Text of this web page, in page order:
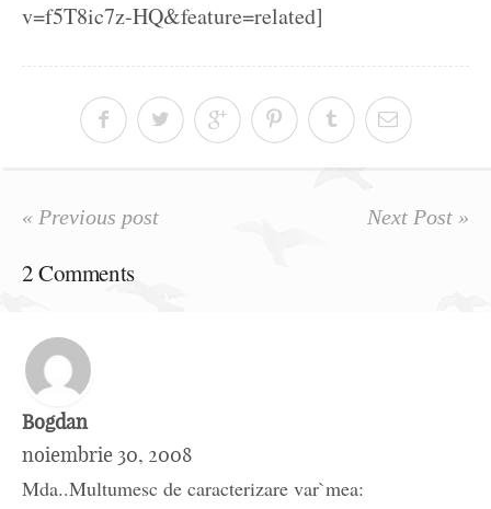
v=f5T8ic7z-HQ&feature=related]
« Previous post Next Post »
2 Comments
Bogdan
noiembrie 30, 2008
Mda..Multumesc de caracterizare var`mea: